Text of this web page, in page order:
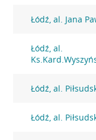
Łódź, al. Jana
Łódź, al.
Łódź, al.
Łódź, al.